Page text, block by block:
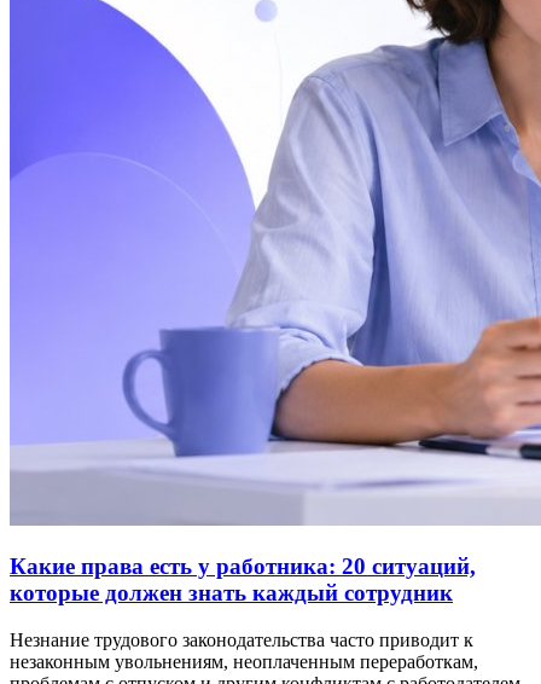
Какие права есть у работника: 20 ситуаций,
которые должен знать каждый сотрудник
Незнание трудового законодательства часто приводит к
незаконным увольнениям, неоплаченным переработкам,